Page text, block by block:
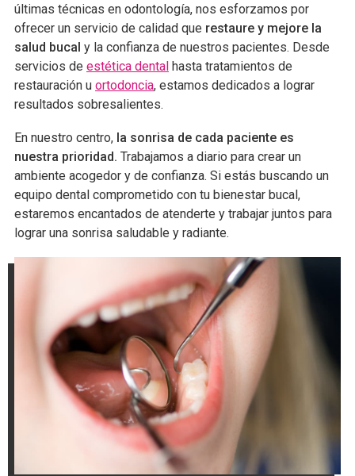
últimas técnicas en odontología, nos esforzamos por
ofrecer un servicio de calidad que restaure y mejore la
salud bucal y la confianza de nuestros pacientes. Desde
servicios de estética dental hasta tratamientos de
restauración u ortodoncia, estamos dedicados a lograr
resultados sobresalientes.
En nuestro centro, la sonrisa de cada paciente es
nuestra prioridad. Trabajamos a diario para crear un
ambiente acogedor y de confianza. Si estás buscando un
equipo dental comprometido con tu bienestar bucal,
estaremos encantados de atenderte y trabajar juntos para
lograr una sonrisa saludable y radiante.